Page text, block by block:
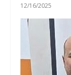
12/16/2025